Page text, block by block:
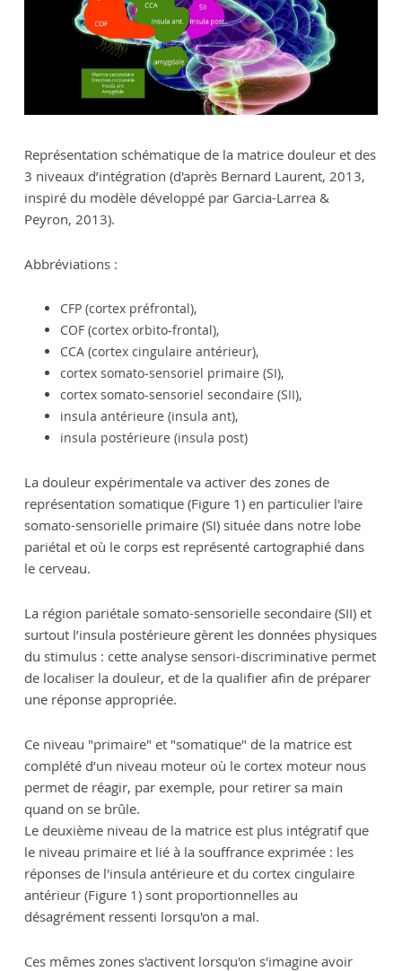
Représentation schématique de la matrice douleur et des
3 niveaux d’intégration (d'après Bernard Laurent, 2013,
inspiré du modèle développé par Garcia-Larrea &
Peyron, 2013).
Abbréviations :
CFP (cortex préfrontal),
COF (cortex orbito-frontal),
CCA (cortex cingulaire antérieur),
cortex somato-sensoriel primaire (SI),
cortex somato-sensoriel secondaire (SII),
insula antérieure (insula ant),
insula postérieure (insula post)
La douleur expérimentale va activer des zones de
représentation somatique (Figure 1) en particulier l'aire
somato-sensorielle primaire (SI) située dans notre lobe
pariétal et où le corps est représenté cartographié dans
le cerveau.
La région pariétale somato-sensorielle secondaire (SII) et
surtout l’insula postérieure gèrent les données physiques
du stimulus : cette analyse sensori-discriminative permet
de localiser la douleur, et de la qualifier afin de préparer
une réponse appropriée.
Ce niveau "primaire" et "somatique" de la matrice est
complété d’un niveau moteur où le cortex moteur nous
permet de réagir, par exemple, pour retirer sa main
quand on se brûle.
Le deuxième niveau de la matrice est plus intégratif que
le niveau primaire et lié à la souffrance exprimée : les
réponses de l'insula antérieure et du cortex cingulaire
antérieur (Figure 1) sont proportionnelles au
désagrément ressenti lorsqu'on a mal.
Ces mêmes zones s'activent lorsqu'on s'imagine avoir